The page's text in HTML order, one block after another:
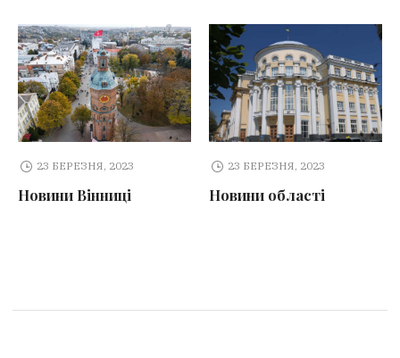
23 БЕРЕЗНЯ, 2023
Новини Вінниці
23 БЕРЕЗНЯ, 2023
Новини області